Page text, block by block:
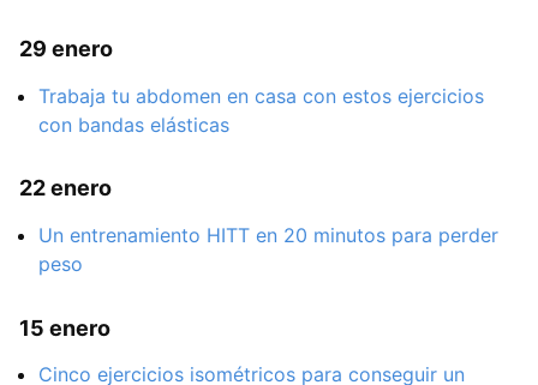
29 enero
Trabaja tu abdomen en casa con estos ejercicios
con bandas elásticas
22 enero
Un entrenamiento HITT en 20 minutos para perder
peso
15 enero
Cinco ejercicios isométricos para conseguir un